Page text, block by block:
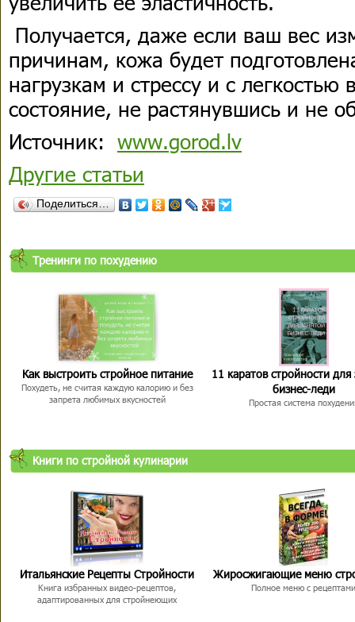
Получается, даже если ваш вес
причинам, кожа будет
нагрузкам и стрессу и с
состояние, не растянувшись и не
Источник: www.gorod.lv
Другие статьи
Поделиться…
Тренинги по похудению
Как выстроить стройное питание
Похудеть, не считая каждую калорию и без
запрета любимых вкусностей
11 каратов стройности для
бизнес-леди
Простая система
Книги по стройной кулинарии
Итальянские Рецепты Стройности
Книга избранных видео-рецептов,
адаптированных для стройнеющих
Жиросжигающие меню
Полное меню с рецептами